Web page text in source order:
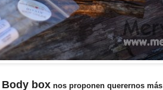
Body box nos proponen querernos más